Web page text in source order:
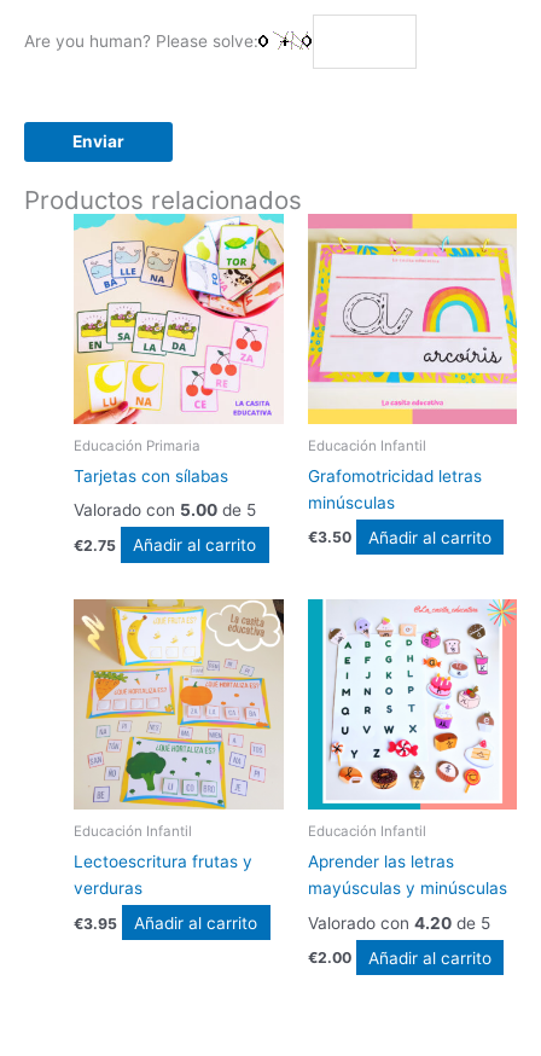
Are you human? Please solve:
Productos relacionados
Educación Primaria
Tarjetas con sílabas
Valorado con 5.00 de 5
€2.75 Añadir al carrito
Educación Infantil
Grafomotricidad letras
minúsculas
€3.50 Añadir al carrito
Educación Infantil
Lectoescritura frutas y
verduras
€3.95 Añadir al carrito
Educación Infantil
Aprender las letras
mayúsculas y minúsculas
Valorado con 4.20de 5
€2.00 Añadir al carrito